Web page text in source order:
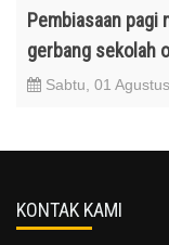
Pembiasaan pagi
gerbang sekolah
Sabtu, 01
KONTAK KAMI